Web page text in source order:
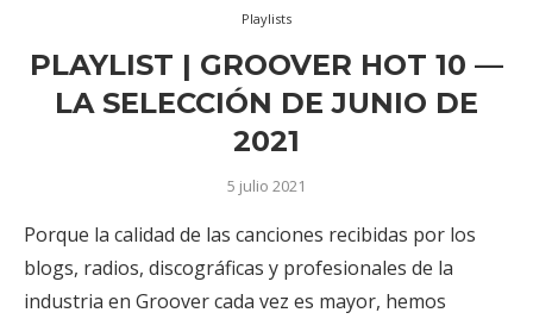
Playlists
PLAYLIST | GROOVER HOT 10 —
LA SELECCIÓN DE JUNIO DE
2021
5 julio 2021
Porque la calidad de las canciones recibidas por los
blogs, radios, discográficas y profesionales de la
industria en Groover cada vez es mayor, hemos